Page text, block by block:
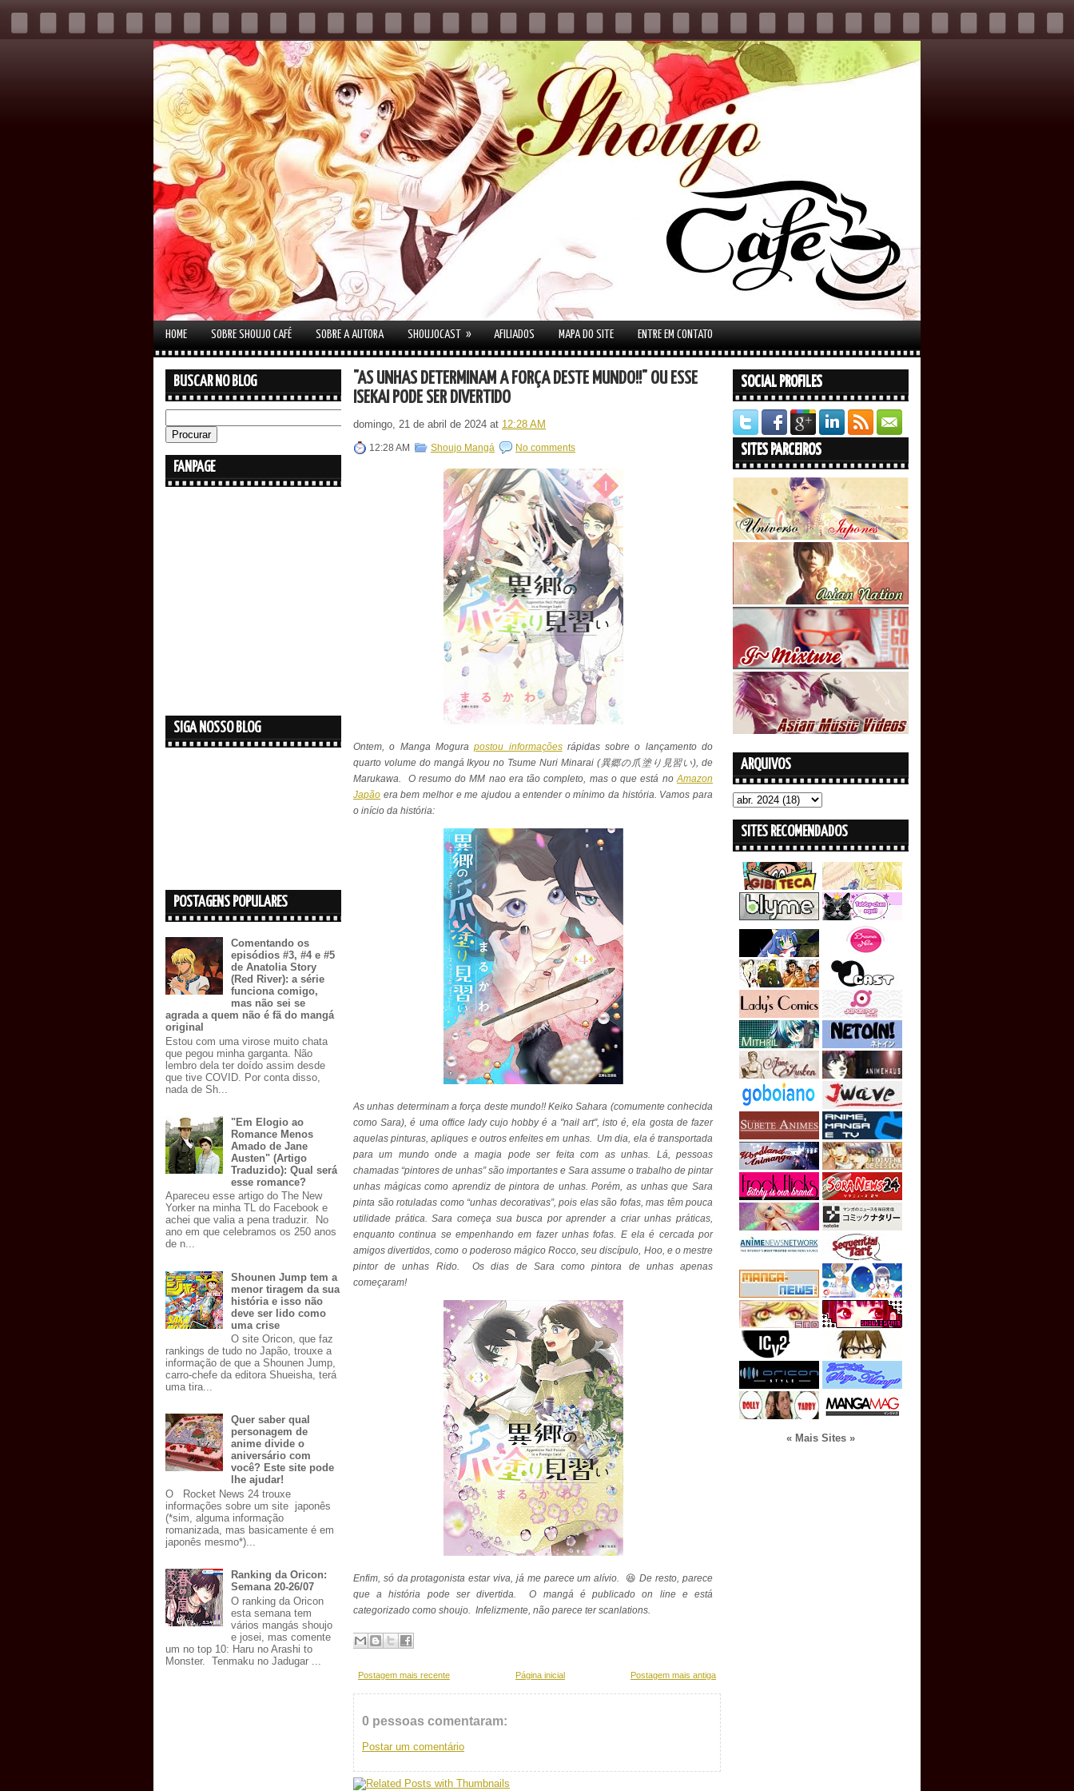
HOME SOBRE SHOUJO CAFÉ SOBRE A AUTORA SHOUJOCAST » AFILIADOS MAPA DO SITE ENTRE EM CONTATO
BUSCAR NO BLOG
FANPAGE
SIGA NOSSO BLOG
POSTAGENS POPULARES
Comentando os
episódios #3, #4 e #5
de Anatolia Story
(Red River): a série
funciona comigo,
mas não sei se
agrada a quem não é fã do mangá
original
Estou com uma virose muito chata
que pegou minha garganta. Não
lembro dela ter doído assim desde
que tive COVID. Por conta disso,
nada de Sh...
"Em Elogio ao
Romance Menos
Amado de Jane
Austen" (Artigo
Traduzido): Qual será
esse romance?
Apareceu esse artigo do The New
Yorker na minha TL do Facebook e
achei que valia a pena traduzir. No
ano em que celebramos os 250 anos
de n...
Shounen Jump tem a
menor tiragem da sua
história e isso não
deve ser lido como
uma crise
O site Oricon, que faz
rankings de tudo no Japão, trouxe a
informação de que a Shounen Jump,
carro-chefe da editora Shueisha, terá
uma tira...
Quer saber qual
personagem de
anime divide o
aniversário com
você? Este site pode
lhe ajudar!
O Rocket News 24 trouxe
informações sobre um site japonês
(*sim, alguma informação
romanizada, mas basicamente é em
japonês mesmo*)...
Ranking da Oricon:
Semana 20-26/07
O ranking da Oricon
esta semana tem
vários mangás shoujo
e josei, mas comente
um no top 10: Haru no Arashi to
Monster. Tenmaku no Jadugar ...
"AS UNHAS DETERMINAM A FORÇA DESTE MUNDO!!" OU ESSE
ISEKAI PODE SER DIVERTIDO
domingo, 21 de abril de 2024 at 12:28 AM
12:28 AM Shoujo Mangá No comments
Ontem, o Manga Mogurapostou informaçõesrápidas sobre o lançamento do
quarto volume do mangá Ikyou no Tsume Nuri Minarai (異郷の爪塗り見習い), de
Marukawa. O resumo do MM nao era tão completo, mas o que está noAmazon
Japão era bem melhor e me ajudou a entender o mínimo da história. Vamos para
o início da história:
As unhas determinam a força deste mundo!! Keiko Sahara (comumente conhecida
como Sara), é uma office lady cujo hobby é a "nail art", isto é, ela gosta de fazer
aquelas pinturas, apliques e outros enfeites em unhas. Um dia, ela é transportada
para um mundo onde a magia pode ser feita com as unhas. Lá, pessoas
chamadas “pintores de unhas” são importantes e Sara assume o trabalho de pintar
unhas mágicas como aprendiz de pintora de unhas. Porém, as unhas que Sara
pinta são rotuladas como “unhas decorativas”, pois elas são fofas, mas têm pouca
utilidade prática. Sara começa sua busca por aprender a criar unhas práticas,
enquanto continua se empenhando em fazer unhas fofas. E ela é cercada por
amigos divertidos, como o poderoso mágico Rocco, seu discípulo, Hoo, e o mestre
pintor de unhas Rido. Os dias de Sara como pintora de unhas apenas
começaram!
Enfim, só da protagonista estar viva, já me parece um alívio. 😆De resto, parece
que a história pode ser divertida. O mangá é publicado on line e está
categorizado como shoujo. Infelizmente, não parece ter scanlations.
Postagem mais recente Postagem mais antiga
Página inicial
0 pessoas comentaram:
Postar um comentário
SOCIAL PROFILES
SITES PARCEIROS
ARQUIVOS
SITES RECOMENDADOS
« Mais Sites »